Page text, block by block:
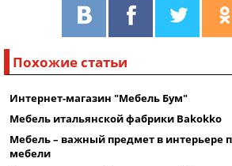
Похожие статьи
Интернет-магазин "Мебель Бум"
Мебель итальянской фабрики Bakokko
Мебель – важный предмет в интерьере
мебели